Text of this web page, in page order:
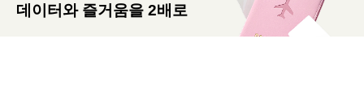
데이터와 즐거움을 2배로